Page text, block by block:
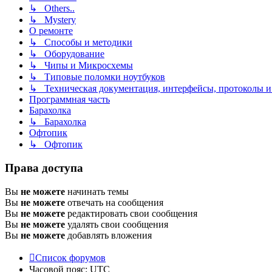
↳ Others..
↳ Mystery
О ремонте
↳ Способы и методики
↳ Оборудование
↳ Чипы и Микросхемы
↳ Типовые поломки ноутбуков
↳ Техническая документация, интерфейсы, протоколы и
Программная часть
Барахолка
↳ Барахолка
Офтопик
↳ Офтопик
Права доступа
Вы не можете начинать темы
Вы не можете отвечать на сообщения
Вы не можете редактировать свои сообщения
Вы не можете удалять свои сообщения
Вы не можете добавлять вложения
Список форумов
Часовой пояс: UTC